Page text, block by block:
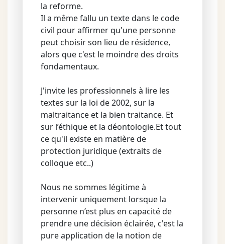
la reforme.
Il a même fallu un texte dans le code
civil pour affirmer qu'une personne
peut choisir son lieu de résidence,
alors que c'est le moindre des droits
fondamentaux.
J'invite les professionnels à lire les
textes sur la loi de 2002, sur la
maltraitance et la bien traitance. Et
sur l’éthique et la déontologie.Et tout
ce qu'il existe en matière de
protection juridique (extraits de
colloque etc..)
Nous ne sommes légitime à
intervenir uniquement lorsque la
personne n’est plus en capacité de
prendre une décision éclairée, c'est la
pure application de la notion de